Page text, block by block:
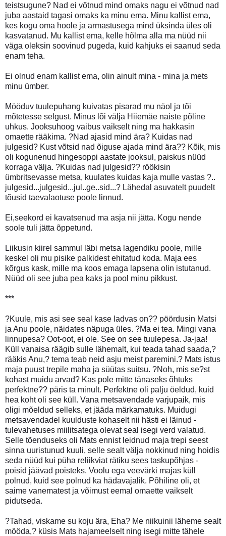
teistsugune? Nad ei võtnud mind omaks nagu ei võtnud nad
juba aastaid tagasi omaks ka minu ema. Minu kallist ema,
kes kogu oma hoole ja armastusega mind üksinda üles oli
kasvatanud. Mu kallist ema, kelle hõlma alla ma nüüd nii
väga oleksin soovinud pugeda, kuid kahjuks ei saanud seda
enam teha.
Ei olnud enam kallist ema, olin ainult mina - mina ja mets
minu ümber.
Mööduv tuulepuhang kuivatas pisarad mu näol ja tõi
mõtetesse selgust. Minus lõi välja Hiiemäe naiste põline
uhkus. Jooksuhoog vaibus vaikselt ning ma hakkasin
omaette rääkima. ?Nad ajasid mind ära? Kuidas nad
julgesid? Kust võtsid nad õiguse ajada mind ära?? Kõik, mis
oli kogunenud hingesoppi aastate jooksul, paiskus nüüd
korraga välja. ?Kuidas nad julgesid?? röökisin
ümbritsevasse metsa, kuulates kuidas kaja mulle vastas ?..
julgesid...julgesid...jul..ge..sid...? Lähedal asuvatelt puudelt
tõusid taevalaotuse poole linnud.
Ei,seekord ei kavatsenud ma asja nii jätta. Kogu nende
soole tuli jätta õppetund.
Liikusin kiirel sammul läbi metsa lagendiku poole, mille
keskel oli mu pisike palkidest ehitatud koda. Maja ees
kõrgus kask, mille ma koos emaga lapsena olin istutanud.
Nüüd oli see juba pea kaks ja pool minu pikkust.
***
?Kuule, mis asi see seal kase ladvas on?? pöördusin Matsi
ja Anu poole, näidates näpuga üles. ?Ma ei tea. Mingi vana
linnupesa? Oot-oot, ei ole. See on see tuulepesa. Ja-jaa!
Küll vanaisa räägib sulle lähemalt, kui teada tahad saada,?
rääkis Anu,? tema teab neid asju meist paremini.? Mats istus
maja puust trepile maha ja süütas suitsu. ?Noh, mis se?st
kohast muidu arvad? Kas pole mitte tänaseks õhtuks
perfektne?? päris ta minult. Perfektne oli palju öeldud, kuid
hea koht oli see küll. Vana metsavendade varjupaik, mis
oligi mõeldud selleks, et jääda märkamatuks. Muidugi
metsavendadel kuulduste kohaselt nii hästi ei läinud -
tulevahetuses miilitsatega olevat seal isegi verd valatud.
Selle tõenduseks oli Mats ennist leidnud maja trepi seest
sinna uuristunud kuuli, selle sealt välja nokkinud ning hoidis
seda nüüd kui püha reliikviat rätiku sees taskupõhjas -
poisid jäävad poisteks. Voolu ega veevärki majas küll
polnud, kuid see polnud ka hädavajalik. Põhiline oli, et
saime vanematest ja võimust eemal omaette vaikselt
pidutseda.
?Tahad, viskame su koju ära, Eha? Me niikuinii läheme sealt
mööda,? küsis Mats hajameelselt ning isegi mitte tähele